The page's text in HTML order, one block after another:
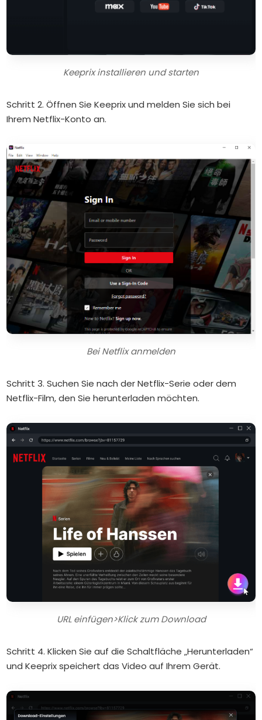
Keeprix installieren und starten
Schritt 2. Öffnen Sie Keeprix und melden Sie sich bei
Ihrem Netflix-Konto an.
Bei Netflix anmelden
Schritt 3. Suchen Sie nach der Netflix-Serie oder dem
Netflix-Film, den Sie herunterladen möchten.
URL einfügen>Klick zum Download
Schritt 4. Klicken Sie auf die Schaltfläche „Herunterladen“
und Keeprix speichert das Video auf Ihrem Gerät.